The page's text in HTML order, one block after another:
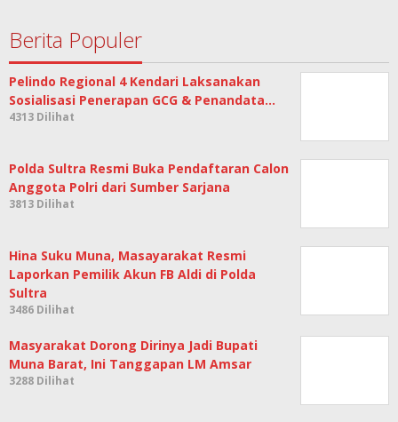
Berita Populer
Pelindo Regional 4 Kendari Laksanakan
Sosialisasi Penerapan GCG & Penandata…
4313 Dilihat
Polda Sultra Resmi Buka Pendaftaran Calon
Anggota Polri dari Sumber Sarjana
3813 Dilihat
Hina Suku Muna, Masayarakat Resmi
Laporkan Pemilik Akun FB Aldi di Polda
Sultra
3486 Dilihat
Masyarakat Dorong Dirinya Jadi Bupati
Muna Barat, Ini Tanggapan LM Amsar
3288 Dilihat